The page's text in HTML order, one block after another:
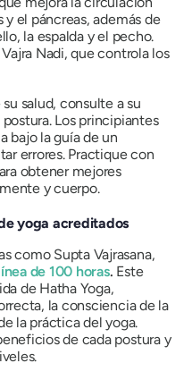
y el páncreas, además de
la espalda y el pecho.
Nadi, que controla los
salud, consulte a su
Los principiantes
bajo la guía de un
errores. Practique con
obtener mejores
y cuerpo.
yoga acreditados
como Supta Vajrasana,
de 100 horas. Este
de Hatha Yoga,
la consciencia de la
la práctica del yoga.
de cada postura y